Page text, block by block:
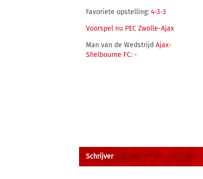
Favoriete opstelling: 4-3-3
Voorspel nu PEC Zwolle-Ajax
Man van de Wedstrijd Ajax-
Shelbourne FC: -
Schrijver